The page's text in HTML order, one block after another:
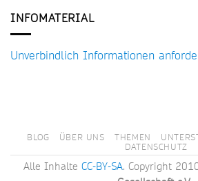
INFOMATERIAL
Unverbindlich Informationen
BLOG ÜBER UNS THEMEN
DATENSCHUTZ
Alle Inhalte CC-BY-SA. Copyright